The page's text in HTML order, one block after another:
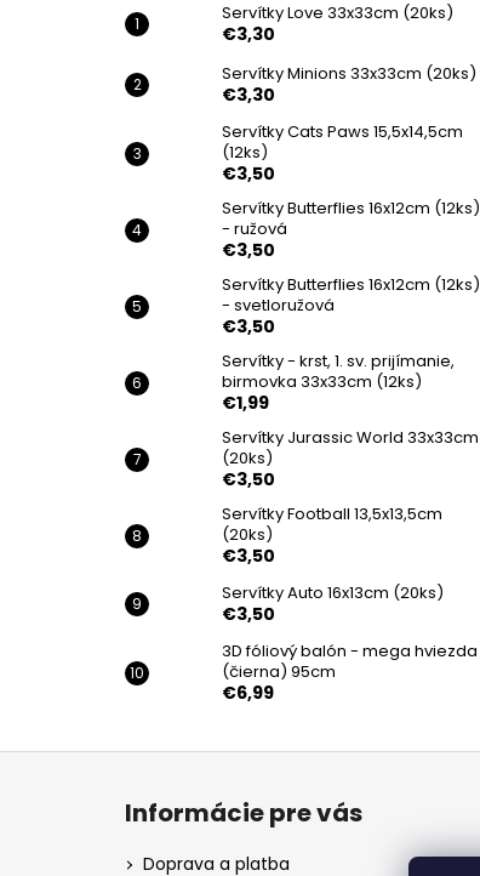
Servítky Love 33x33cm (20ks)
€3,30
Servítky Minions 33x33cm (20ks)
€3,30
Servítky Cats Paws 15,5x14,5cm
(12ks)
€3,50
Servítky Butterflies 16x12cm (12ks)
- ružová
€3,50
Servítky Butterflies 16x12cm (12ks)
- svetloružová
€3,50
Servítky - krst, 1. sv. prijímanie,
birmovka 33x33cm (12ks)
€1,99
Servítky Jurassic World 33x33cm
(20ks)
€3,50
Servítky Football 13,5x13,5cm
(20ks)
€3,50
Servítky Auto 16x13cm (20ks)
€3,50
3D fóliový balón - mega hviezda
(čierna) 95cm
€6,99
Z
Informácie pre vás
Doprava a platba